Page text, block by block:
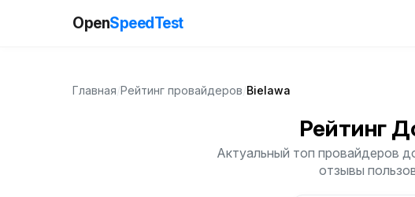
OpenSpeedTest
Главная Рейтинг провайдеров Bielawa
Рейтинг
Актуальный топ провайдеров
отзывы